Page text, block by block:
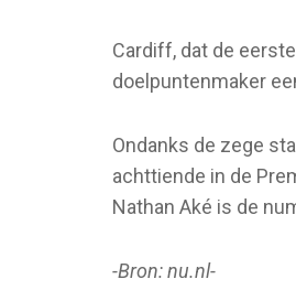
Cardiff, dat de
doelpuntenmaker
Ondanks de zege
achttiende in de
Nathan Aké is de
-Bron: nu.nl-